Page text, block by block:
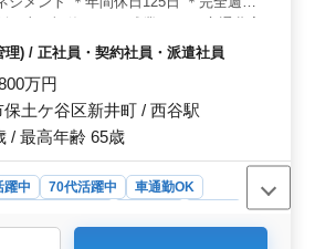
生年金などの各種保険に加え、退職
め、安心して長く働ける環境で
給（上限なし） ＊賞与あり ＊退職金あ
に配慮しながらメリハリを付けて働ける
です！
) / 正社員・契約社員・派遣社員
万円
土ケ谷区新井町 / 西谷駅
/ 最高年齢 65歳
躍中 70代活躍中
車通勤OK